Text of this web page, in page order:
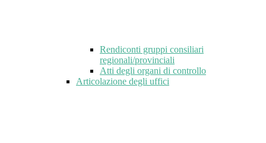
Rendiconti gruppi consiliari
regionali/provinciali
Atti degli organi di controllo
Articolazione degli uffici